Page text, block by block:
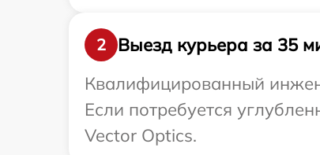
2
Выезд курьера за 35
Квалифицированный
Если потребуется
Vector Optics.